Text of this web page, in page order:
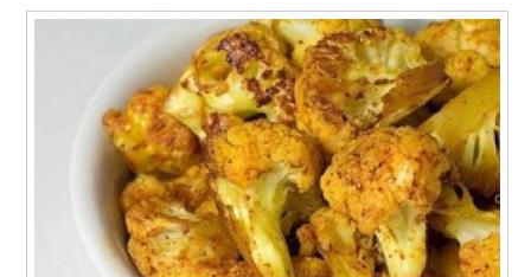
мультиварке
Капусты на сковороде
Крем-суп из цветной
капусты
Котлеты из цветной
капусты
Капуста в духовке